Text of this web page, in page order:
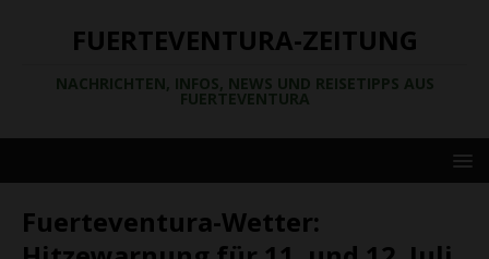
FUERTEVENTURA-ZEITUNG
NACHRICHTEN, INFOS, NEWS UND REISETIPPS AUS
FUERTEVENTURA
Fuerteventura-Wetter: